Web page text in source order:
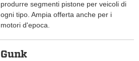
produrre segmenti pistone per veicoli di
ogni tipo. Ampia offerta anche per i
motori d'epoca.
Gunk